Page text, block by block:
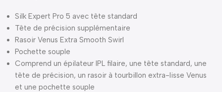
Silk Expert Pro 5 avec tête standard
Tête de précision supplémentaire
Rasoir Venus Extra Smooth Swirl
Pochette souple
Comprend un épilateur IPL filaire, une tête standard, une
tête de précision, un rasoir à tourbillon extra-lisse Venus
et une pochette souple